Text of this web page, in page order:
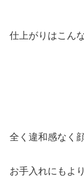
仕上がりはこん
全く違和感なく
お手入れにもよ